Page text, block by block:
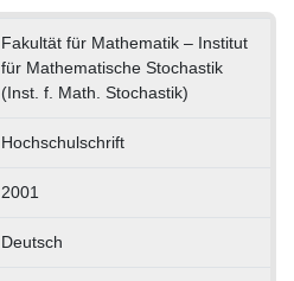
Fakultät für Mathematik – Institut
für Mathematische Stochastik
(Inst. f. Math. Stochastik)
Hochschulschrift
2001
Deutsch